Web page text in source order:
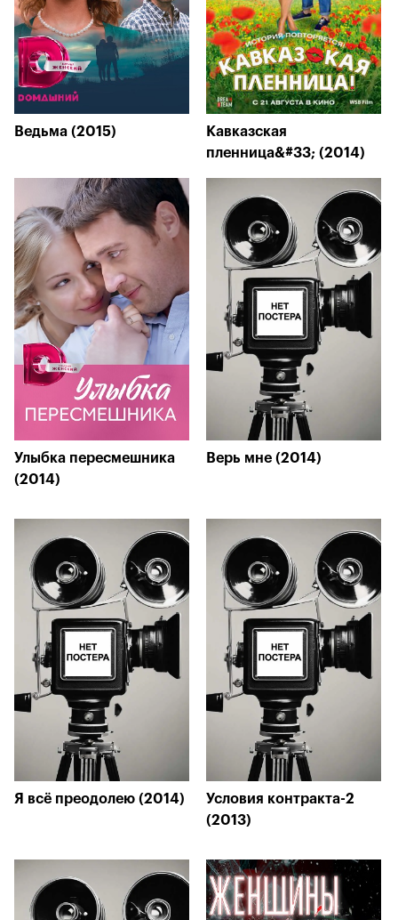
Ведьма (2015)
Кавказская
пленница&#33; (2014)
Улыбка пересмешника
(2014)
Верь мне (2014)
Я всё преодолею (2014)
Условия контракта-2
(2013)